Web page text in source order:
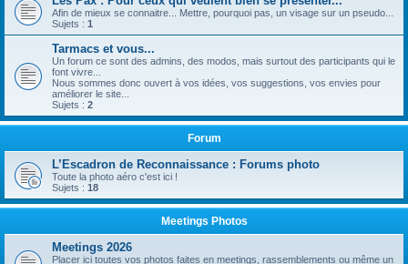
Afin de mieux se connaitre... Mettre, pourquoi pas, un visage sur un pseudo...
Sujets : 1
Tarmacs et vous...
Un forum ce sont des admins, des modos, mais surtout des participants qui le
font vivre...
Nous sommes donc ouvert à vos idées, vos suggestions, vos envies pour
améliorer le site...
Sujets : 2
Forum
L’Escadron de Reconnaissance : Forums photo
Toute la photo aéro c'est ici !
Sujets : 18
Meetings Photos
Meetings 2026
Placer ici toutes vos photos faites en meetings, rassemblements ou même un